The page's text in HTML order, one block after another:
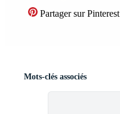
Partager sur Pinterest
Mots-clés associés